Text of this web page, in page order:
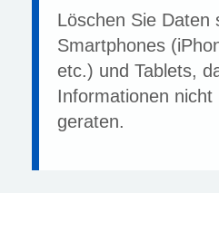
Löschen Sie Daten
Smartphones
etc.) und Tablets,
Informationen
geraten.